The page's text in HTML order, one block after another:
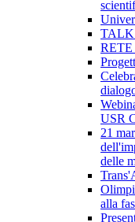
TALK
USR
21
delle
alla